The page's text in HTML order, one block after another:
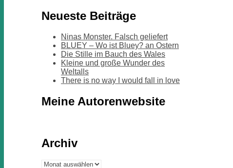
Neueste Beiträge
Ninas Monster. Falsch geliefert
BLUEY – Wo ist Bluey? an Ostern
Die Stille im Bauch des Wales
Kleine und große Wunder des
Weltalls
There is no way I would fall in love
Meine Autorenwebsite
Archiv
Archiv